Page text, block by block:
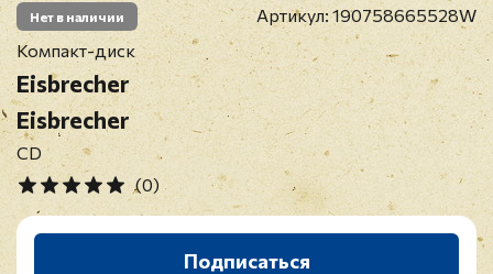
Нет в наличии Артикул: 190758665528W
Компакт-диск
Eisbrecher
Eisbrecher
CD
(0)
Подписаться